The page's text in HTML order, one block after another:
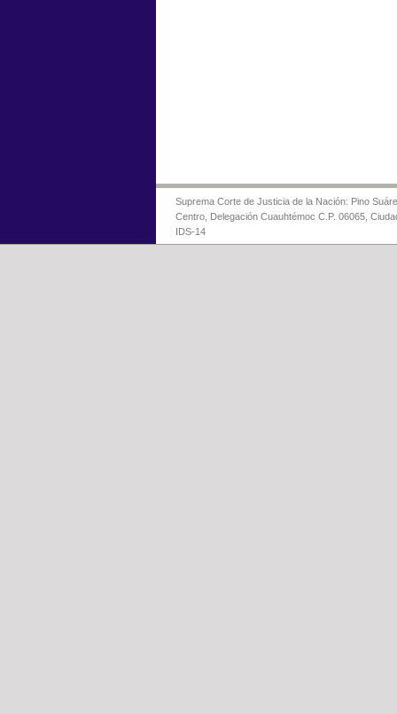
Suprema Corte de Justicia de la Nación: Pino
Centro, Delegación Cuauhtémoc C.P. 06065,
IDS-14